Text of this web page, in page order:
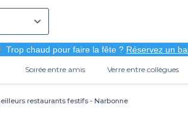
Trop chaud pour faire la fête ? Réservez un
Soirée entre amis Verre entre collègues
restaurants festifs - Narbonne